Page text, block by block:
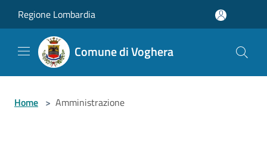
Regione Lombardia
Comune di Voghera
Home > Amministrazione